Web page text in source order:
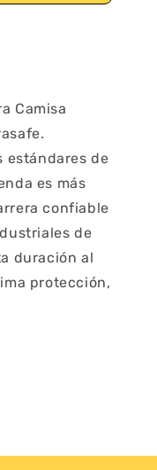
Camisa
estándares de
es más
confiable
de
duración al
protección,